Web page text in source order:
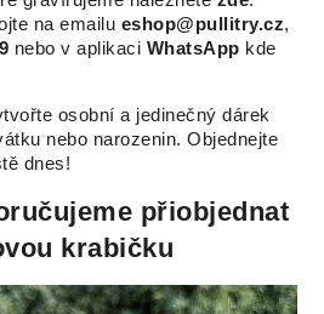
na emailu eshop@pullitry.cz,
nebo v aplikaci WhatsApp kde
osobní a jedinečný dárek
nebo narozenin. Objednejte
dnes!
přiobjednat
krabičku